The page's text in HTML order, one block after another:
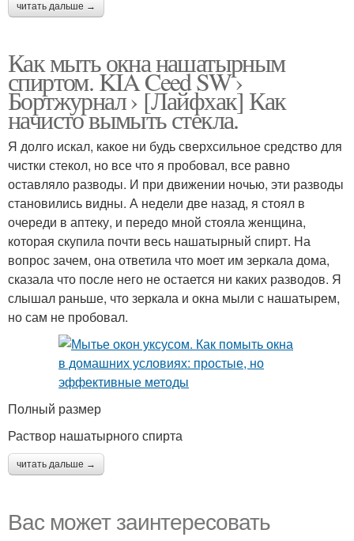
читать дальше →
Как мыть окна нашатырным
спиртом. KIA Ceed SW ›
Бортжурнал › [Лайфхак] Как
начисто вымыть стекла.
Я долго искал, какое ни будь сверхсильное средство для
чистки стекол, но все что я пробовал, все равно
оставляло разводы. И при движении ночью, эти разводы
становились видны. А недели две назад, я стоял в
очереди в аптеку, и передо мной стояла женщина,
которая скупила почти весь нашатырный спирт. На
вопрос зачем, она ответила что моет им зеркала дома,
сказала что после него не остается ни каких разводов. Я
слышал раньше, что зеркала и окна мыли с нашатырем,
но сам не пробовал.
Полный размер
Раствор нашатырного спирта
читать дальше →
Вас может заинтересовать